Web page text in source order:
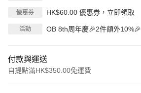
優惠券 HK$60.00 優惠券，立即領取
活動 OB 8th周年慶🎉2件額外10%🎉
付款與運送
自提點滿HK$350.00免運費